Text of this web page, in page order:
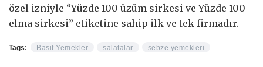
özel izniyle “Yüzde 100 üzüm sirkesi ve Yüzde 100
elma sirkesi” etiketine sahip ilk ve tek firmadır.
Tags: Basit Yemekler salatalar sebze yemekleri